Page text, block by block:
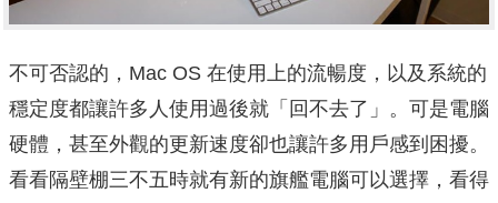
不可否認的，Mac OS 在使用上的流暢度，以及系統的
穩定度都讓許多人使用過後就「回不去了」。可是電腦
硬體，甚至外觀的更新速度卻也讓許多用戶感到困擾。
看看隔壁棚三不五時就有新的旗艦電腦可以選擇，看得